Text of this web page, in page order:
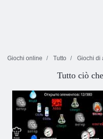
Giochi online Tutto Giochi di
Tutto ciò